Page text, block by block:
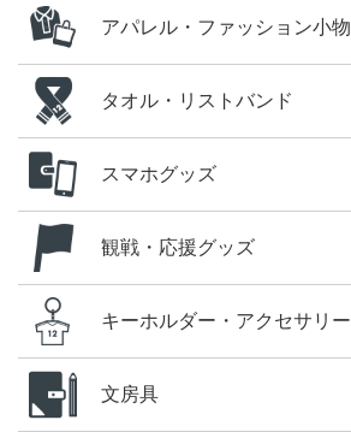
アパレル・ファッション小物
タオル・リストバンド
スマホグッズ
観戦・応援グッズ
キーホルダー・アクセサリー
文房具